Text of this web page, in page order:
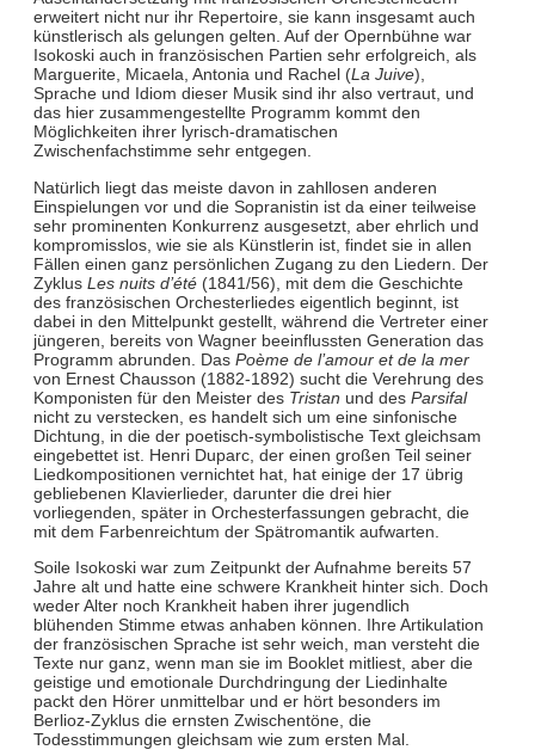
erweitert nicht nur ihr Repertoire, sie kann insgesamt auch
künstlerisch als gelungen gelten. Auf der Opernbühne war
Isokoski auch in französischen Partien sehr erfolgreich, als
Marguerite, Micaela, Antonia und Rachel (La Juive),
Sprache und Idiom dieser Musik sind ihr also vertraut, und
das hier zusammengestellte Programm kommt den
Möglichkeiten ihrer lyrisch-dramatischen
Zwischenfachstimme sehr entgegen.
Natürlich liegt das meiste davon in zahllosen anderen
Einspielungen vor und die Sopranistin ist da einer teilweise
sehr prominenten Konkurrenz ausgesetzt, aber ehrlich und
kompromisslos, wie sie als Künstlerin ist, findet sie in allen
Fällen einen ganz persönlichen Zugang zu den Liedern. Der
Zyklus Les nuits d’été(1841/56), mit dem die Geschichte
des französischen Orchesterliedes eigentlich beginnt, ist
dabei in den Mittelpunkt gestellt, während die Vertreter einer
jüngeren, bereits von Wagner beeinflussten Generation das
Programm abrunden. Das Poème de l’amour et de la mer
von Ernest Chausson (1882-1892) sucht die Verehrung des
Komponisten für den Meister des Tristan und desParsifal
nicht zu verstecken, es handelt sich um eine sinfonische
Dichtung, in die der poetisch-symbolistische Text gleichsam
eingebettet ist. Henri Duparc, der einen großen Teil seiner
Liedkompositionen vernichtet hat, hat einige der 17 übrig
gebliebenen Klavierlieder, darunter die drei hier
vorliegenden, später in Orchesterfassungen gebracht, die
mit dem Farbenreichtum der Spätromantik aufwarten.
Soile Isokoski war zum Zeitpunkt der Aufnahme bereits 57
Jahre alt und hatte eine schwere Krankheit hinter sich. Doch
weder Alter noch Krankheit haben ihrer jugendlich
blühenden Stimme etwas anhaben können. Ihre Artikulation
der französischen Sprache ist sehr weich, man versteht die
Texte nur ganz, wenn man sie im Booklet mitliest, aber die
geistige und emotionale Durchdringung der Liedinhalte
packt den Hörer unmittelbar und er hört besonders im
Berlioz-Zyklus die ernsten Zwischentöne, die
Todesstimmungen gleichsam wie zum ersten Mal.